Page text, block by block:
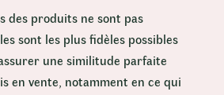
des produits ne sont pas
sont les plus fidèles possibles
une similitude parfaite
en vente, notamment en ce qui